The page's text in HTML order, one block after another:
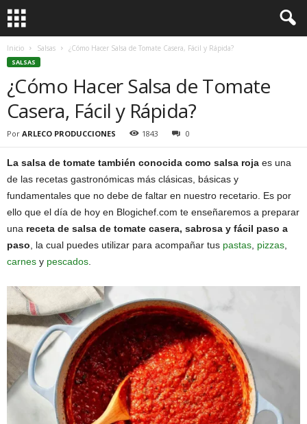
Inicio Salsas ¿Cómo Hacer Salsa de Tomate Casera, Fácil y Rápida?
SALSAS
¿Cómo Hacer Salsa de Tomate
Casera, Fácil y Rápida?
Por ARLECO PRODUCCIONES 1843 0
La salsa de tomate también conocida como salsa roja es una
de las recetas gastronómicas más clásicas, básicas y
fundamentales que no debe de faltar en nuestro recetario. Es por
ello que el día de hoy en Blogichef.com te enseñaremos a preparar
una receta de salsa de tomate casera, sabrosa y fácil paso a
paso , la cual puedes utilizar para acompañar tus pastas pizzas
carnes y pescados